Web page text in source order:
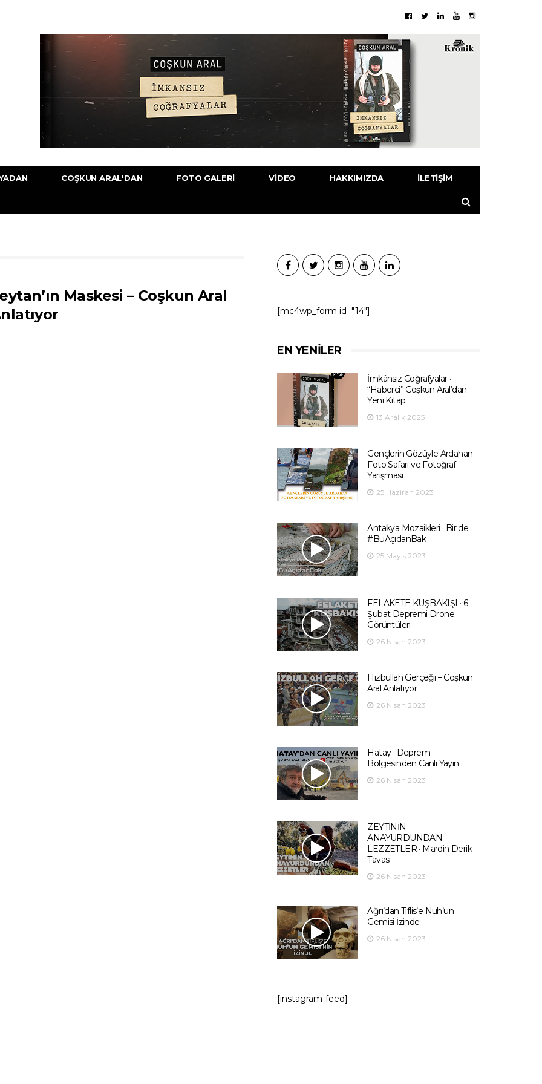
COŞKUN ARAL'DAN FOTO GALERI VIDEO HAKKIMIZDA İLETIŞIM
Maskesi – Coşkun Aral
[mc4wp_form id="14"]
EN YENILER
İmkânsız Coğrafyalar ·
“Haberci” Coşkun Aral’dan
Yeni Kitap
13 Aralık 2025
Gençlerin Gözüyle Ardahan
Foto Safari ve Fotoğraf
Yarışması
25 Haziran 2023
Antakya Mozaikleri · Bir de
#BuAçıdanBak
25 Mayıs 2023
FELAKETE KUŞBAKIŞI · 6
Şubat Depremi Drone
Görüntüleri
26 Nisan 2023
Hizbullah Gerçeği – Coşkun
Aral Anlatıyor
26 Nisan 2023
Hatay · Deprem
Bölgesinden Canlı Yayın
26 Nisan 2023
ZEYTİNİN
ANAYURDUNDAN
LEZZETLER · Mardin Derik
Tavası
26 Nisan 2023
Ağrı’dan Tiflis’e Nuh’un
Gemisi İzinde
26 Nisan 2023
[instagram-feed]